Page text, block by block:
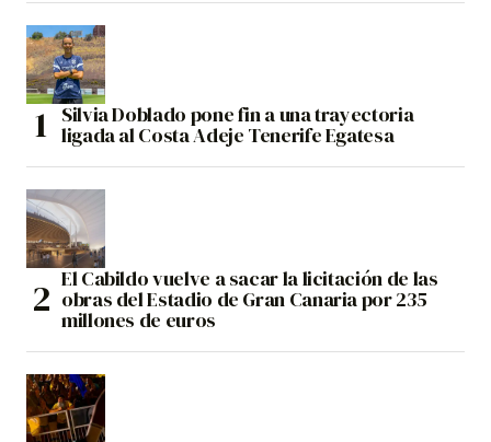
Silvia Doblado pone fin a una trayectoria
ligada al Costa Adeje Tenerife Egatesa
El Cabildo vuelve a sacar la licitación de las
obras del Estadio de Gran Canaria por 235
millones de euros